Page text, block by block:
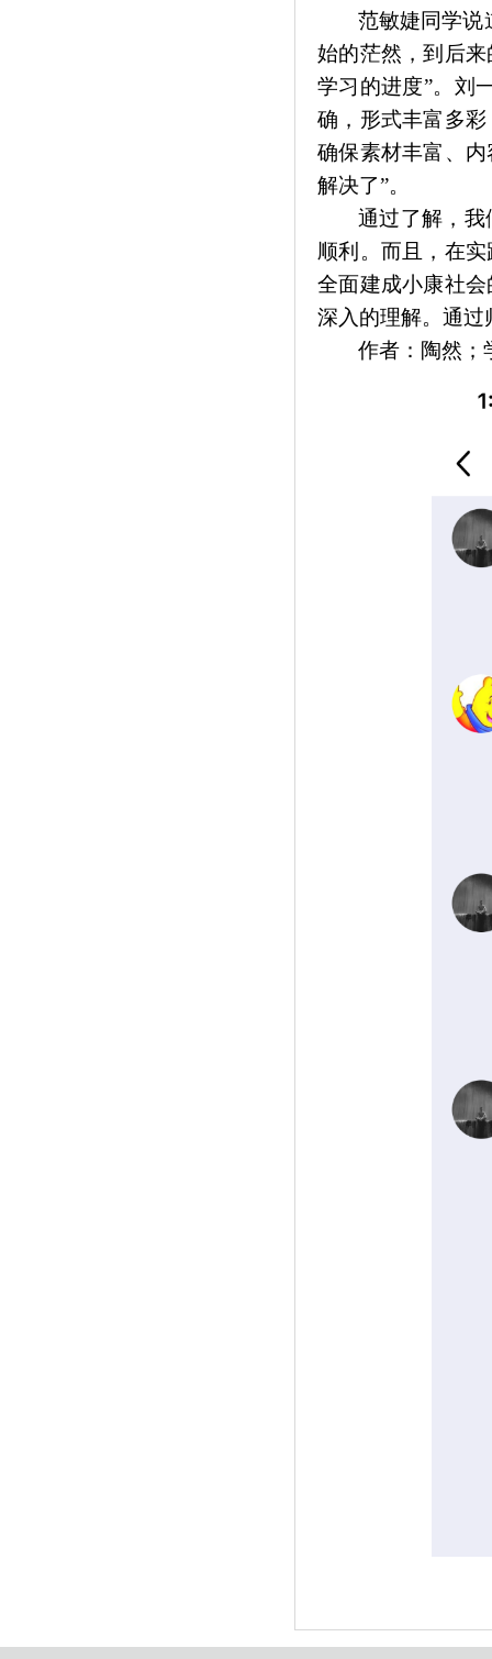
范敏婕同学说
始的茫然，到后
学习的进度”。刘
确，形式丰富多
确保素材丰富、
解决了”。
通过了解，
顺利。而且，在
全面建成小康社
深入的理解。通过
作者：陶然；